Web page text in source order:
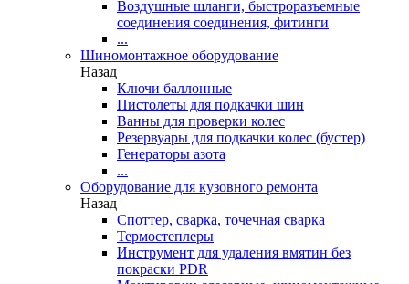
Воздушные шланги, быстроразъемные
соединения соединения, фитинги
...
Шиномонтажное оборудование
Назад
Ключи баллонные
Пистолеты для подкачки шин
Ванны для проверки колес
Резервуары для подкачки колес (бустер)
Генераторы азота
...
Оборудование для кузовного ремонта
Назад
Споттер, сварка, точечная сварка
Термостеплеры
Инструмент для удаления вмятин без
покраски PDR